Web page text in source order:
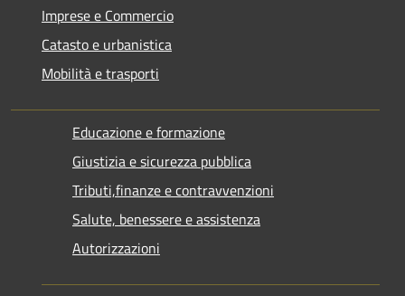
Imprese e Commercio
Catasto e urbanistica
Mobilità e trasporti
Educazione e formazione
Giustizia e sicurezza pubblica
Tributi,finanze e contravvenzioni
Salute, benessere e assistenza
Autorizzazioni